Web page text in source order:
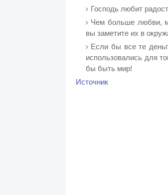
Господь любит
Чем больше любви,
вы заметите их в
Если бы все те
использовались для
бы быть мир!
Источник